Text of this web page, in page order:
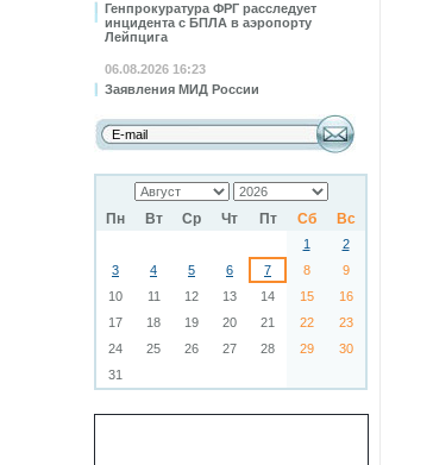
Генпрокуратура ФРГ расследует
инцидента с БПЛА в аэропорту
Лейпцига
06.08.2026 16:23
Заявления МИД России
Пн Вт Ср Чт Пт Сб Вс
1
2
3
4 5 6 7 8
9
10
11 12 13 14 15
16
17
18 19 20 21 22
23
24
25 26 27 28 29
30
31